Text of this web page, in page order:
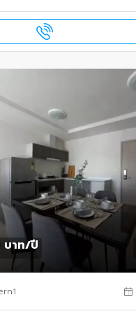
าท/ปี